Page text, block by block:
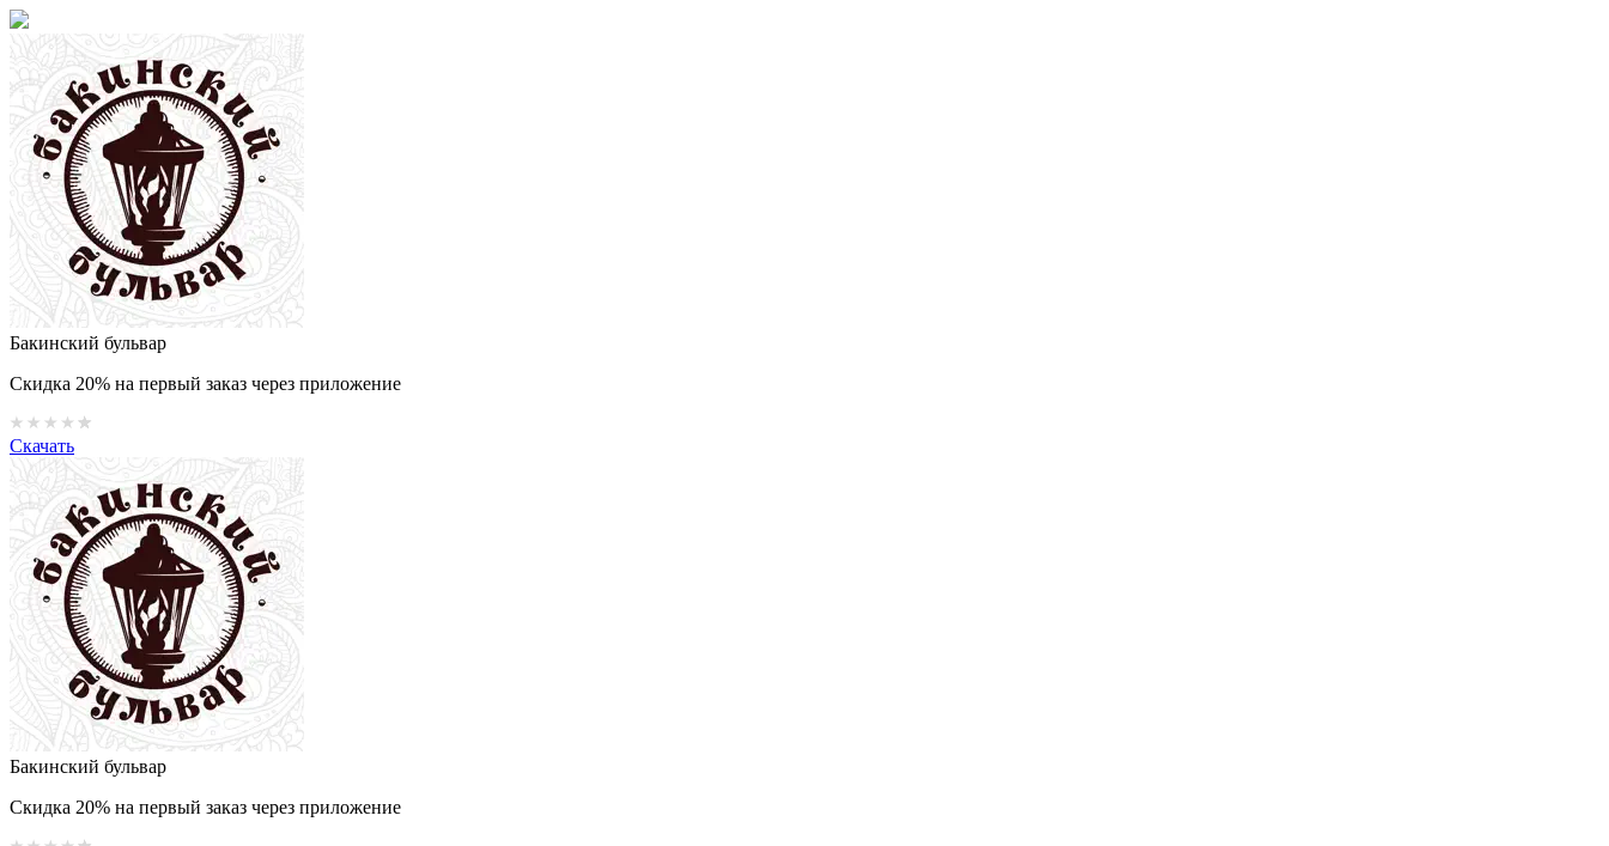
Бакинский бульвар
Скидка 20% на первый заказ через приложение
Скачать
Бакинский бульвар
Скидка 20% на первый заказ через приложение